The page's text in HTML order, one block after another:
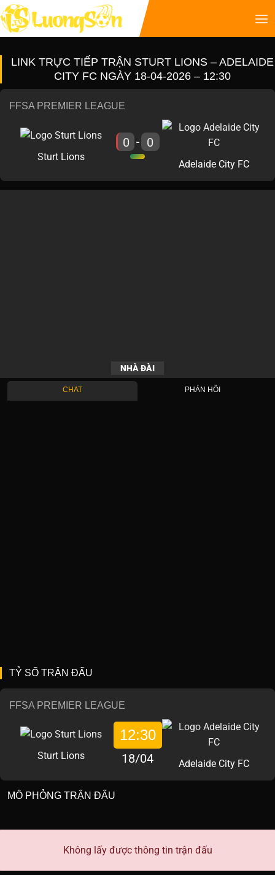
LINK TRỰC TIẾP TRẬN STURT LIONS – ADELAIDE
CITY FC NGÀY 18-04-2026 – 12:30
FFSA PREMIER LEAGUE
Sturt Lions
0 - 0
Adelaide City FC
NHÀ ĐÀI
CHAT PHẢN HỒI
TỶ SỐ TRẬN ĐẤU
FFSA PREMIER LEAGUE
Sturt Lions
12:30
18/04 Adelaide City FC
MÔ PHỎNG TRẬN ĐẤU
Không lấy được thông tin trận đấu